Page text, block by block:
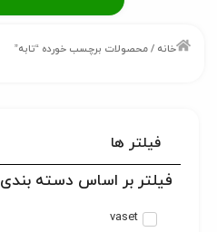
خانه / محصولات برچسب خورده “تابه”
فیلتر ها
فیلتر بر اساس دسته بندی
vaset